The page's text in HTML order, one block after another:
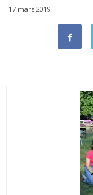
17 mars 2019